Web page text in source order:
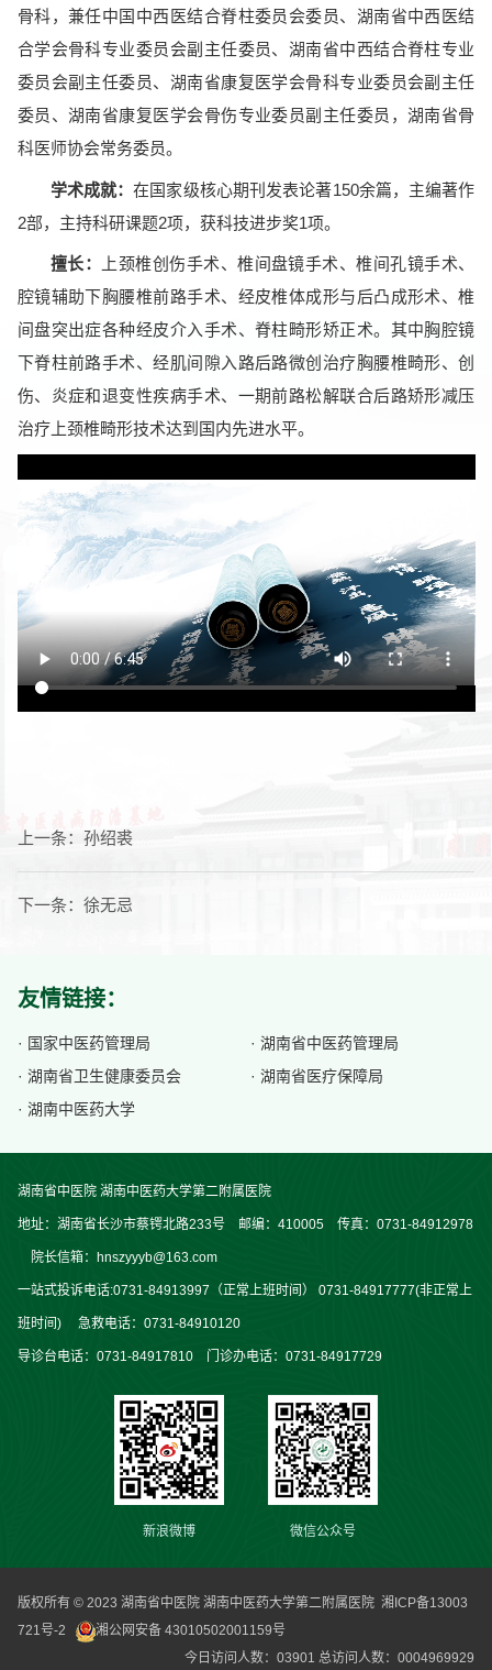
骨科，兼任中国中西医结合脊柱委员会委员、湖南省中西医结
合学会骨科专业委员会副主任委员、湖南省中西结合脊柱专业
委员会副主任委员、湖南省康复医学会骨科专业委员会副主任
委员、湖南省康复医学会骨伤专业委员副主任委员，湖南省骨
科医师协会常务委员。
学术成就：在国家级核心期刊发表论著150余篇，主编著作
2部，主持科研课题2项，获科技进步奖1项。
擅长：
上颈椎创伤手术、椎间盘镜手术、椎间孔镜手术、
腔镜辅助下胸腰椎前路手术、经皮椎体成形与后凸成形术、椎
间盘突出症各种经皮介入手术、脊柱畸形矫正术。其中胸腔镜
下脊柱前路手术、经肌间隙入路后路微创治疗胸腰椎畸形、创
伤、炎症和退变性疾病手术、一期前路松解联合后路矫形减压
治疗上颈椎畸形技术达到国内先进水平。
上一条： 孙绍裘
下一条： 徐无忌
友情链接：
· 国家中医药管理局
· 湖南省中医药管理局
· 湖南省卫生健康委员会
· 湖南省医疗保障局
· 湖南中医药大学
湖南省中医院 湖南中医药大学第二附属医院
地址：湖南省长沙市蔡锷北路233号 邮编：410005 传真：0731-84912978
院长信箱：hnszyyyb@163.com
一站式投诉电话:0731-84913997（正常上班时间） 0731-84917777(非正常上
班时间) 急救电话：0731-84910120
导诊台电话：0731-84917810 门诊办电话：0731-84917729
新浪微博 微信公众号
版权所有 © 2023 湖南省中医院 湖南中医药大学第二附属医院 湘ICP备13003
721号-2
湘公网安备 43010502001159号
今日访问人数：03901 总访问人数：0004969929